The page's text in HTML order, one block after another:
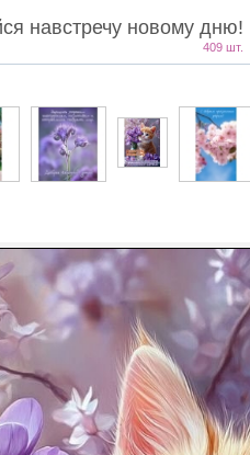
навстречу новому дню!
409 шт.